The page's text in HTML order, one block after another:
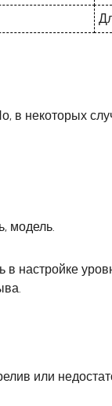
некоторых
модель.
настройке
или